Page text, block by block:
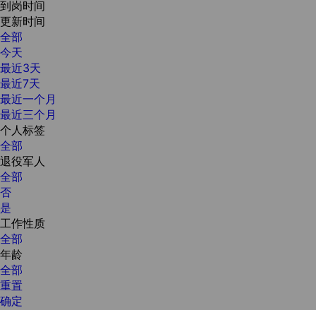
到岗时间
更新时间
全部
今天
最近3天
最近7天
最近一个月
最近三个月
个人标签
全部
退役军人
全部
否
是
工作性质
全部
年龄
全部
重置
确定